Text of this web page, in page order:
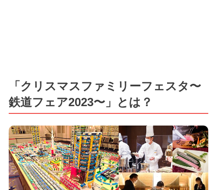
「クリスマスファミリーフェスタ〜
鉄道フェア2023〜」とは？